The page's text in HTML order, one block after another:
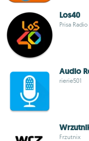
Los40
Prisa Radio
Audio
rierie501
Frzutnix